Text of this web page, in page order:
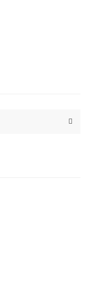
συγγραφέα! Τι
και βυθιστείτε σε